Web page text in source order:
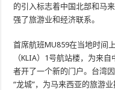
的引入标志着中国北部和马
强了旅游业和经济联系。
首席航班MU859在当地时间
（KLIA）1号航站楼，为来
者开了一个新的门户。台湾
“龙城”，为马来西亚的旅游